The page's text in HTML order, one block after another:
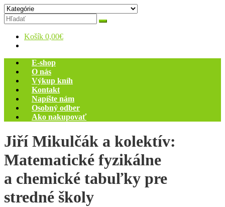
Skip
to
content
Zelený dom
Antikvariát
Košík 0,00€
E-shop
O nás
Výkup kníh
Kontakt
Napíšte nám
Osobný odber
Ako nakupovať
Jiří Mikulčák a kolektív:
Matematické fyzikálne
a chemické tabuľky pre
stredné školy